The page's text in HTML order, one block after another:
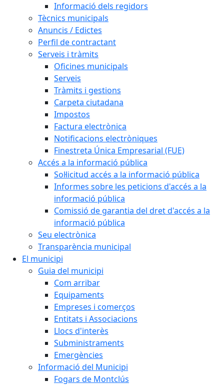
Informació dels regidors
Tècnics municipals
Anuncis / Edictes
Perfil de contractant
Serveis i tràmits
Oficines municipals
Serveis
Tràmits i gestions
Carpeta ciutadana
Impostos
Factura electrònica
Notificacions electròniques
Finestreta Única Empresarial (FUE)
Accés a la informació pública
Sol·licitud accés a la informació pública
Informes sobre les peticions d'accés a la
informació pública
Comissió de garantia del dret d'accés a la
informació pública
Seu electrònica
Transparència municipal
El municipi
Guia del municipi
Com arribar
Equipaments
Empreses i comerços
Entitats i Associacions
Llocs d'interès
Subministraments
Emergències
Informació del Municipi
Fogars de Montclús